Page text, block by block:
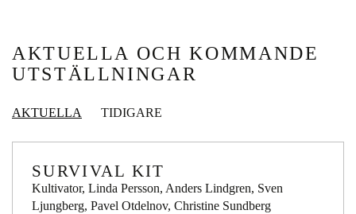
AKTUELLA OCH KOMMANDE
UTSTÄLLNINGAR
AKTUELLA TIDIGARE
SURVIVAL KIT
Kultivator, Linda Persson, Anders Lindgren, Sven
Ljungberg, Pavel Otdelnov, Christine Sundberg